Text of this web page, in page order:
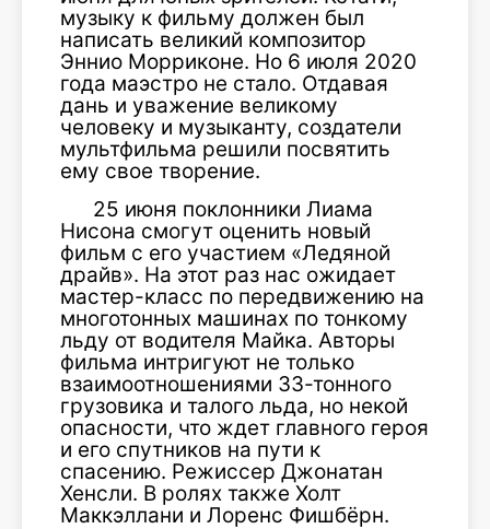
музыку к фильму должен был
написать великий композитор
Эннио Морриконе. Но 6 июля 2020
года маэстро не стало. Отдавая
дань и уважение великому
человеку и музыканту, создатели
мультфильма решили посвятить
ему свое творение.
25 июня поклонники Лиама
Нисона смогут оценить новый
фильм с его участием «Ледяной
драйв». На этот раз нас ожидает
мастер-класс по передвижению на
многотонных машинах по тонкому
льду от водителя Майка. Авторы
фильма интригуют не только
взаимоотношениями 33-тонного
грузовика и талого льда, но некой
опасности, что ждет главного героя
и его спутников на пути к
спасению. Режиссер Джонатан
Хенсли. В ролях также Холт
Маккэллани и Лоренс Фишбёрн.